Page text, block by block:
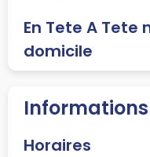
En Tete A Tete
domicile
Horaires